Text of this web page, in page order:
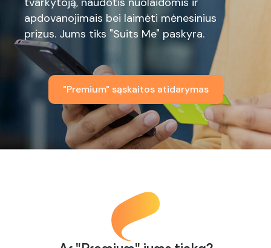
apdovanojimais bei laimėti mėnesinius
prizus. Jums tiks "Suits Me" paskyra.
"Premium" sąskaitos atidarymas